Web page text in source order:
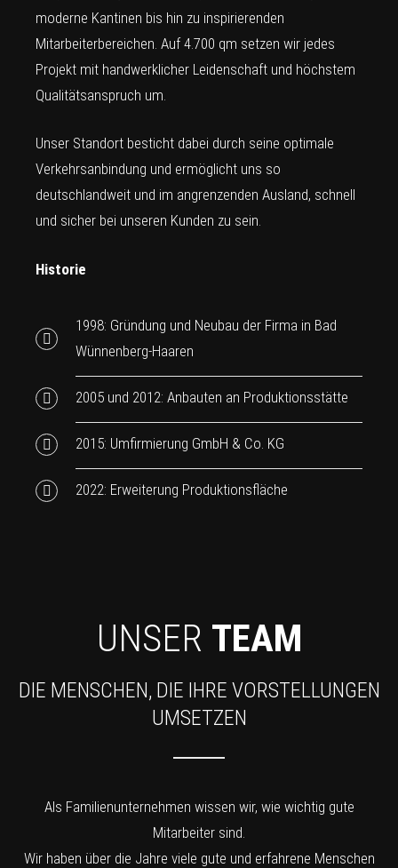
moderne Kantinen bis hin zu inspirierenden
Mitarbeiterbereichen. Auf 4.700 qm setzen wir jedes
Projekt mit handwerklicher Leidenschaft und höchstem
Qualitätsanspruch um.
Unser Standort besticht dabei durch seine optimale
Verkehrsanbindung und ermöglicht uns so
deutschlandweit und im angrenzenden Ausland, schnell
und sicher bei unseren Kunden zu sein.
Historie
1998: Gründung und Neubau der Firma in Bad
Wünnenberg-Haaren
2005 und 2012: Anbauten an Produktionsstätte
2015: Umfirmierung GmbH & Co. KG
2022: Erweiterung Produktionsfläche
UNSER TEAM
DIE MENSCHEN, DIE IHRE VORSTELLUNGEN
UMSETZEN
Als Familienunternehmen wissen wir, wie wichtig gute
Mitarbeiter sind.
Wir haben über die Jahre viele gute und erfahrene Menschen